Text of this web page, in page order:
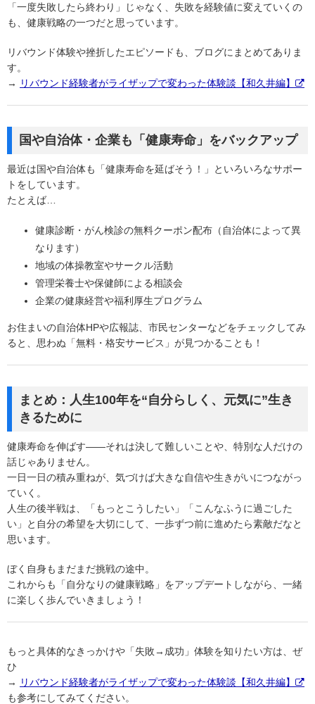
「一度失敗したら終わり」じゃなく、失敗を経験値に変えていくの
も、健康戦略の一つだと思っています。
リバウンド体験や挫折したエピソードも、ブログにまとめてありま
す。
→
リバウンド経験者がライザップで変わった体験談【和久井編】
国や自治体・企業も「健康寿命」をバックアップ
最近は国や自治体も「健康寿命を延ばそう！」といろいろなサポー
トをしています。
たとえば…
健康診断・がん検診の無料クーポン配布（自治体によって異
なります）
地域の体操教室やサークル活動
管理栄養士や保健師による相談会
企業の健康経営や福利厚生プログラム
お住まいの自治体HPや広報誌、市民センターなどをチェックしてみ
ると、思わぬ「無料・格安サービス」が見つかることも！
まとめ：人生100年を“自分らしく、元気に”生き
きるために
健康寿命を伸ばす――それは決して難しいことや、特別な人だけの
話じゃありません。
一日一日の積み重ねが、気づけば大きな自信や生きがいにつながっ
ていく。
人生の後半戦は、「もっとこうしたい」「こんなふうに過ごした
い」と自分の希望を大切にして、一歩ずつ前に進めたら素敵だなと
思います。
ぼく自身もまだまだ挑戦の途中。
これからも「自分なりの健康戦略」をアップデートしながら、一緒
に楽しく歩んでいきましょう！
もっと具体的なきっかけや「失敗→成功」体験を知りたい方は、ぜ
ひ
→
リバウンド経験者がライザップで変わった体験談【和久井編】
も参考にしてみてください。